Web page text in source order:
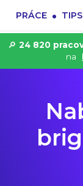
PRÁCE . TIPS
🔎 24 820
na